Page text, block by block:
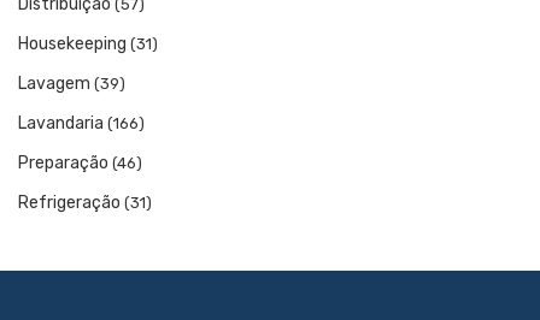
(57)
Housekeeping (31)
Lavagem (39)
Lavandaria (166)
Preparação (46)
Refrigeração (31)